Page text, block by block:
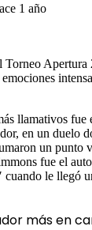
1 año
Torneo Apertura
llamativos fue
en un duelo
un punto
fue el
cuando le llegó
más en